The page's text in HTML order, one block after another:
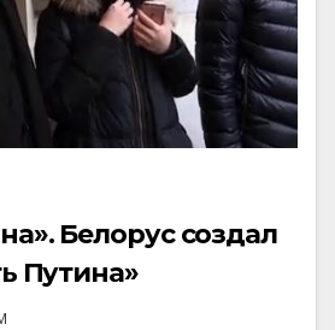
Белорус создал
Путина»